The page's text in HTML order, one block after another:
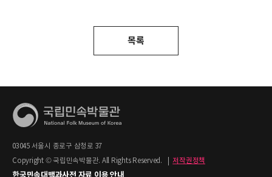
목록
03045 서울시 종로구 삼청로 37
Copyright © 국립민속박물관. All Rights Reserved.
저작권정책
한국민속대백과사전 자료 이용 안내